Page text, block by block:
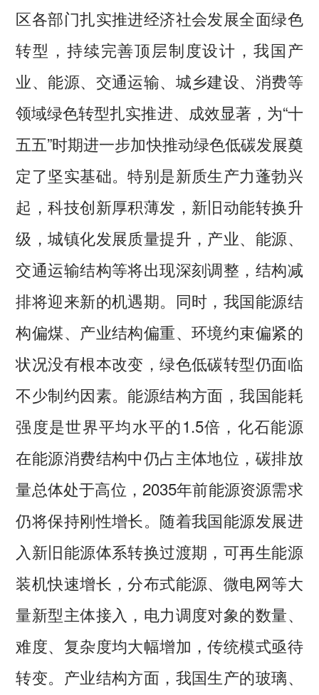
区各部门扎实推进经济社会发展全面绿色
转型，持续完善顶层制度设计，我国产
业、能源、交通运输、城乡建设、消费等
领域绿色转型扎实推进、成效显著，为“十
五五”时期进一步加快推动绿色低碳发展奠
定了坚实基础。特别是新质生产力蓬勃兴
起，科技创新厚积薄发，新旧动能转换升
级，城镇化发展质量提升，产业、能源、
交通运输结构等将出现深刻调整，结构减
排将迎来新的机遇期。同时，我国能源结
构偏煤、产业结构偏重、环境约束偏紧的
状况没有根本改变，绿色低碳转型仍面临
不少制约因素。能源结构方面，我国能耗
强度是世界平均水平的1.5倍，化石能源
在能源消费结构中仍占主体地位，碳排放
量总体处于高位，2035年前能源资源需求
仍将保持刚性增长。随着我国能源发展进
入新旧能源体系转换过渡期，可再生能源
装机快速增长，分布式能源、微电网等大
量新型主体接入，电力调度对象的数量、
难度、复杂度均大幅增加，传统模式亟待
转变。产业结构方面，我国生产的玻璃、